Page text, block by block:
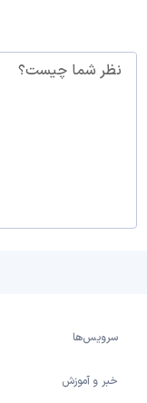
نظر شما چیست؟
سرویس‌ها
خبر و آموزش